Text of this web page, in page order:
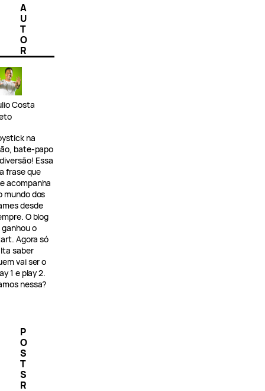
A
U
T
O
R
Costa
na
bate-papo
Essa
frase que
acompanha
mundo dos
desde
O blog
ganhou o
Agora só
saber
vai ser o
1 e play 2.
nessa?
P
O
S
T
S
R